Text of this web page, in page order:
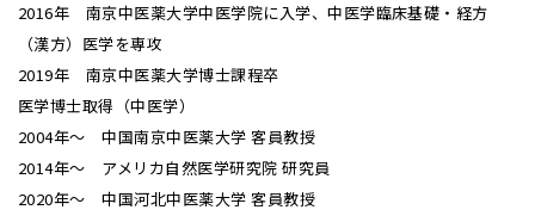
2016年 南京中医薬大学中医学院に入学、中医学臨床基礎・経方
（漢方）医学を専攻
2019年 南京中医薬大学博士課程卒
医学博士取得（中医学）
2004年～ 中国南京中医薬大学 客員教授
2014年～ アメリカ自然医学研究院 研究員
2020年～ 中国河北中医薬大学 客員教授